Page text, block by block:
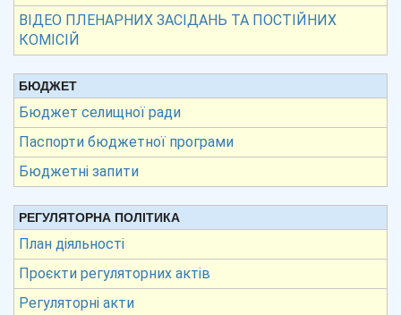
ВІДЕО ПЛЕНАРНИХ ЗАСІДАНЬ ТА ПОСТІЙНИХ
КОМІСІЙ
БЮДЖЕТ
Бюджет селищної ради
Паспорти бюджетної програми
Бюджетні запити
РЕГУЛЯТОРНА ПОЛІТИКА
План діяльності
Проєкти регуляторних актів
Регуляторні акти